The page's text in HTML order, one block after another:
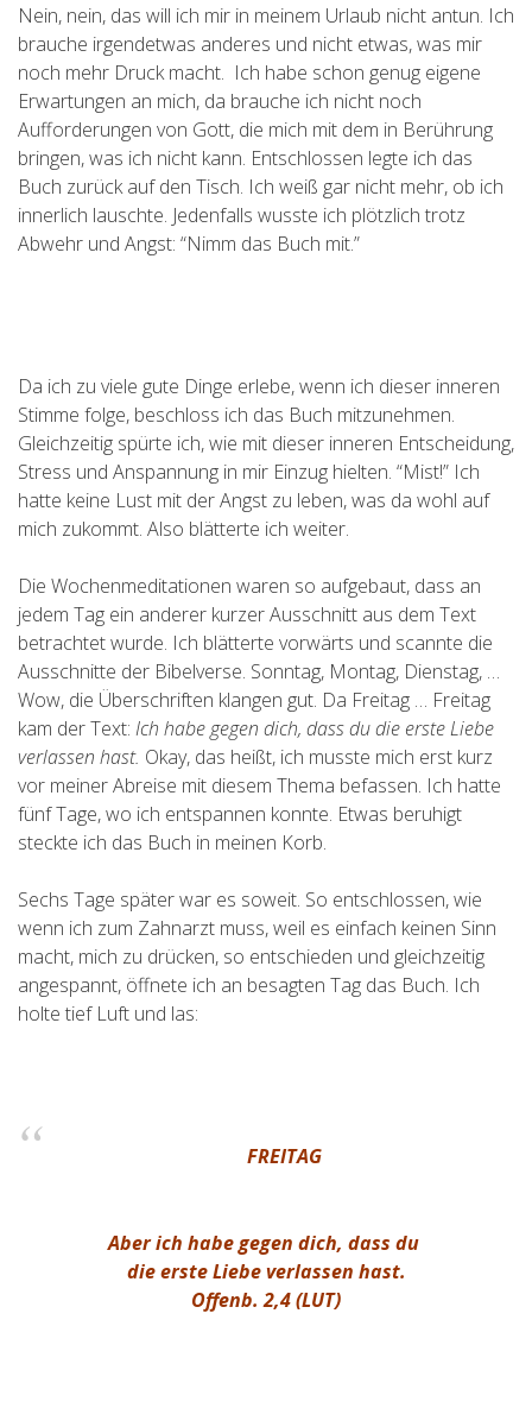
Nein, nein, das will ich mir in meinem Urlaub nicht antun. Ich
brauche irgendetwas anderes und nicht etwas, was mir
noch mehr Druck macht. Ich habe schon genug eigene
Erwartungen an mich, da brauche ich nicht noch
Aufforderungen von Gott, die mich mit dem in Berührung
bringen, was ich nicht kann. Entschlossen legte ich das
Buch zurück auf den Tisch. Ich weiß gar nicht mehr, ob ich
innerlich lauschte. Jedenfalls wusste ich plötzlich trotz
Abwehr und Angst: “Nimm das Buch mit.”
Da ich zu viele gute Dinge erlebe, wenn ich dieser inneren
Stimme folge, beschloss ich das Buch mitzunehmen.
Gleichzeitig spürte ich, wie mit dieser inneren Entscheidung,
Stress und Anspannung in mir Einzug hielten. “Mist!” Ich
hatte keine Lust mit der Angst zu leben, was da wohl auf
mich zukommt. Also blätterte ich weiter.
Die Wochenmeditationen waren so aufgebaut, dass an
jedem Tag ein anderer kurzer Ausschnitt aus dem Text
betrachtet wurde. Ich blätterte vorwärts und scannte die
Ausschnitte der Bibelverse. Sonntag, Montag, Dienstag, …
Wow, die Überschriften klangen gut. Da Freitag … Freitag
kam der Text: Ich habe gegen dich, dass du die erste Liebe
verlassen hast. Okay, das heißt, ich musste mich erst kurz
vor meiner Abreise mit diesem Thema befassen. Ich hatte
fünf Tage, wo ich entspannen konnte. Etwas beruhigt
steckte ich das Buch in meinen Korb.
Sechs Tage später war es soweit. So entschlossen, wie
wenn ich zum Zahnarzt muss, weil es einfach keinen Sinn
macht, mich zu drücken, so entschieden und gleichzeitig
angespannt, öffnete ich an besagten Tag das Buch. Ich
holte tief Luft und las:
FREITAG
Aber ich habe gegen dich, dass du
die erste Liebe verlassen hast.
Offenb. 2,4 (LUT)